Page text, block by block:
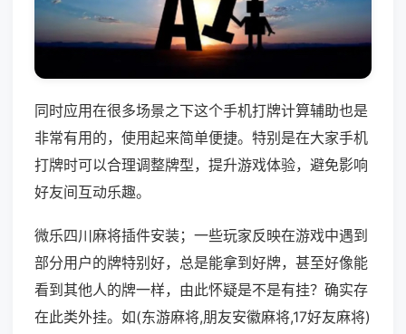
同时应用在很多场景之下这个手机打牌计算辅助也是
非常有用的，使用起来简单便捷。特别是在大家手机
打牌时可以合理调整牌型，提升游戏体验，避免影响
好友间互动乐趣。
微乐四川麻将插件安装；一些玩家反映在游戏中遇到
部分用户的牌特别好，总是能拿到好牌，甚至好像能
看到其他人的牌一样，由此怀疑是不是有挂？确实存
在此类外挂。如(东游麻将,朋友安徽麻将,17好友麻将)